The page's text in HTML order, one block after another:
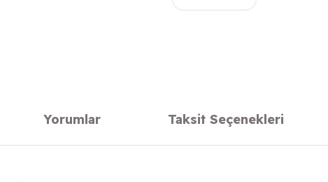
Yorumlar Taksit Seçenekleri